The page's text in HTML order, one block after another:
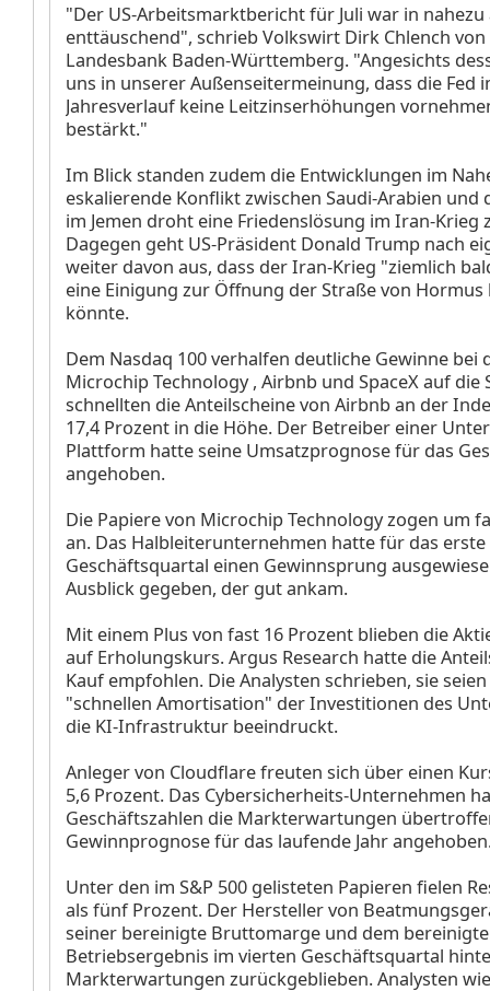
"Der US-Arbeitsmarktbericht für Juli war in nahezu
enttäuschend", schrieb Volkswirt Dirk Chlench
Landesbank Baden-Württemberg. "Angesichts
uns in unserer Außenseitermeinung, dass die Fed
Jahresverlauf keine Leitzinserhöhungen
bestärkt."
Im Blick standen zudem die Entwicklungen im
eskalierende Konflikt zwischen Saudi-Arabien und
im Jemen droht eine Friedenslösung im Iran-Krieg
Dagegen geht US-Präsident Donald Trump nach
weiter davon aus, dass der Iran-Krieg "ziemlich
eine Einigung zur Öffnung der Straße von
könnte.
Dem Nasdaq 100 verhalfen deutliche Gewinne bei
Microchip Technology, Airbnb und SpaceXauf die
schnellten die Anteilscheine von Airbnb an der
17,4 Prozent in die Höhe. Der Betreiber einer
Plattform hatte seine Umsatzprognose für das
angehoben.
Die Papiere von Microchip Technology zogen um
an. Das Halbleiterunternehmen hatte für das erste
Geschäftsquartal einen Gewinnsprung
Ausblick gegeben, der gut ankam.
Mit einem Plus von fast 16 Prozent blieben die
auf Erholungskurs. Argus Research hatte die
Kauf empfohlen. Die Analysten schrieben, sie
"schnellen Amortisation" der Investitionen des
die KI-Infrastruktur beeindruckt.
Anleger von Cloudflarefreuten sich über einen
5,6 Prozent. Das Cybersicherheits-Unternehmen
Geschäftszahlen die Markterwartungen
Gewinnprognose für das laufende Jahr
Unter den im S&P 500 gelisteten Papieren fielen
als fünf Prozent. Der Hersteller von
seiner bereinigte Bruttomarge und dem
Betriebsergebnis im vierten Geschäftsquartal
Markterwartungen zurückgeblieben. Analysten